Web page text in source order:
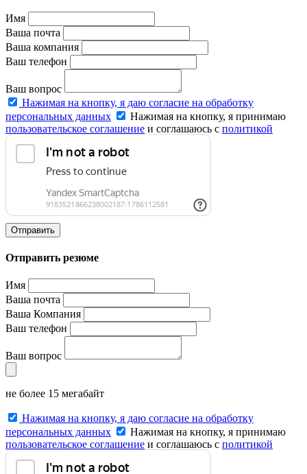
Имя
Ваша почта
Ваша компания
Ваш телефон
Ваш вопрос
Нажимая на кнопку, я даю согласие на обработку
персональных данных
Нажимая на кнопку, я принимаю
пользовательское соглашение и соглашаюсь с политикой
конфиденциальности
Отправить
Отправить резюме
Имя
Ваша почта
Ваша Компания
Ваш телефон
Ваш вопрос
не более 15 мегабайт
Нажимая на кнопку, я даю согласие на обработку
персональных данных
Нажимая на кнопку, я принимаю
пользовательское соглашение и соглашаюсь с политикой
конфиденциальности